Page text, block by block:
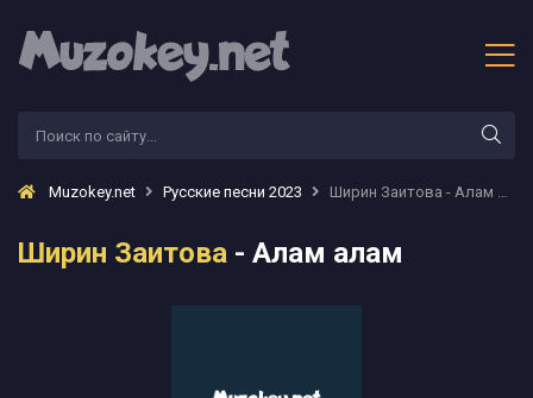
Muzokey.net Русские песни 2023 Ширин Заитова - Алам алам
Ширин Заитова - Алам алам